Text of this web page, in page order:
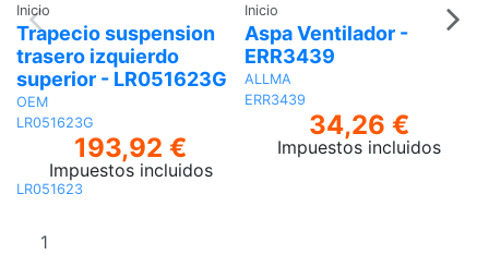
Inicio
Trapecio suspension
trasero izquierdo
superior - LR051623G
OEM
LR051623G
193,92 €
Impuestos incluidos
LR051623
Inicio
Aspa Ventilador -
ERR3439
ALLMA
ERR3439
34,26 €
Impuestos incluidos